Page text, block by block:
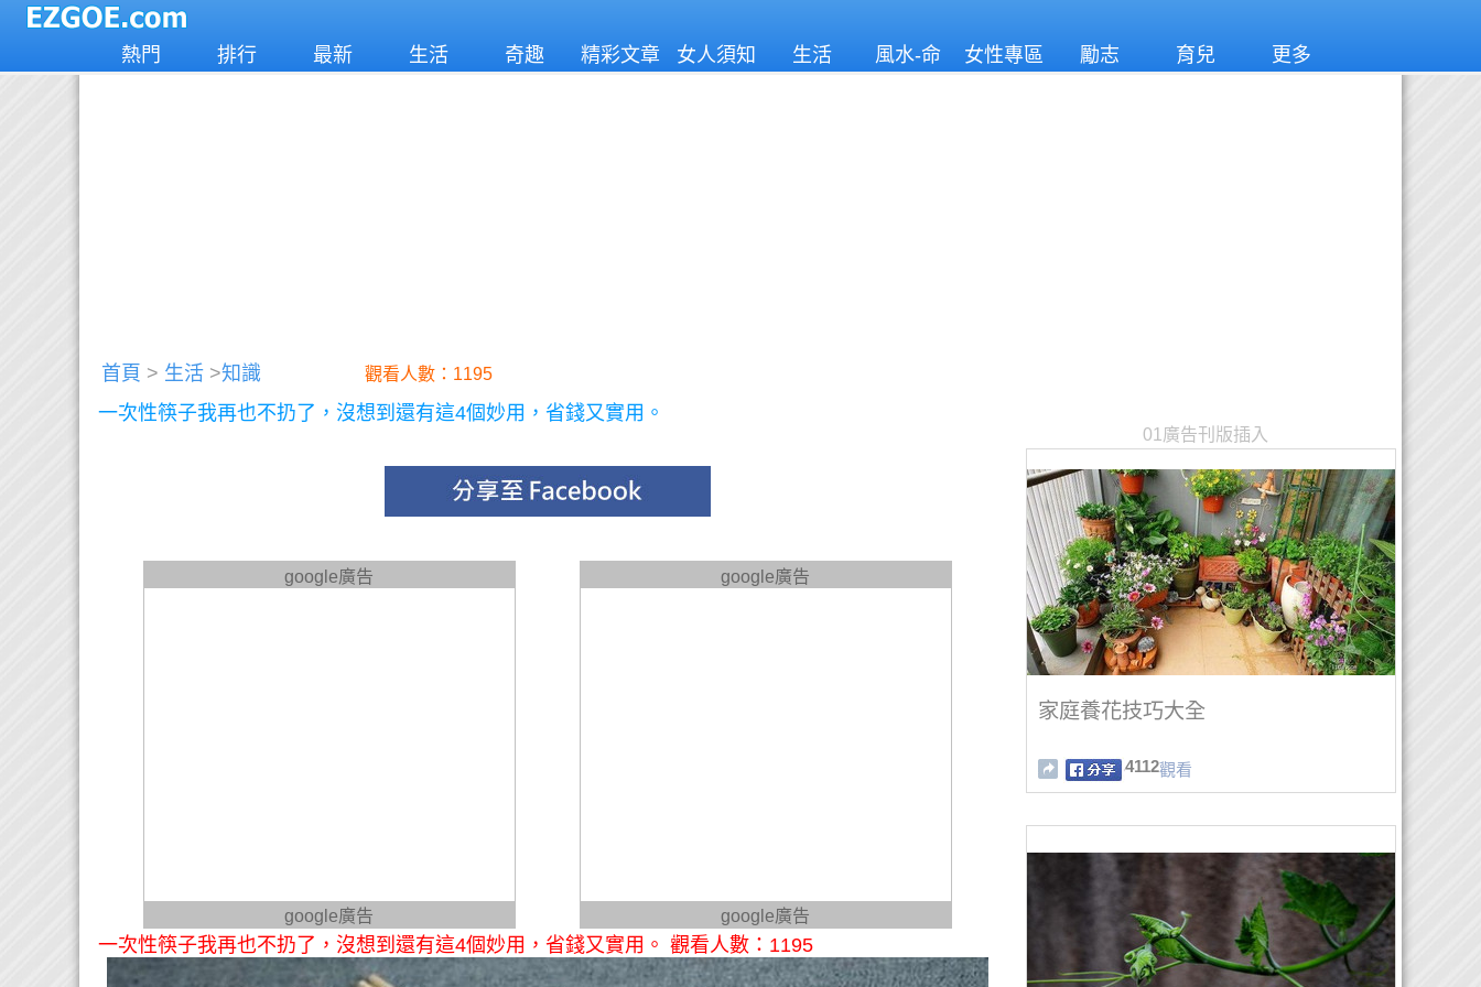
熱門 排行 最新 生活 奇趣 精彩文章 女人須知 生活
風水-命
女性專區 勵志 育兒 更多
首頁 > 生活 >知識 觀看人數：1195
一次性筷子我再也不扔了，沒想到還有這4個妙用，省錢又實用。
google廣告
google廣告
google廣告
google廣告
一次性筷子我再也不扔了，沒想到還有這4個妙用，省錢又實用。 觀看人數：1195
01廣告刊版插入
家庭養花技巧大全
4112觀看